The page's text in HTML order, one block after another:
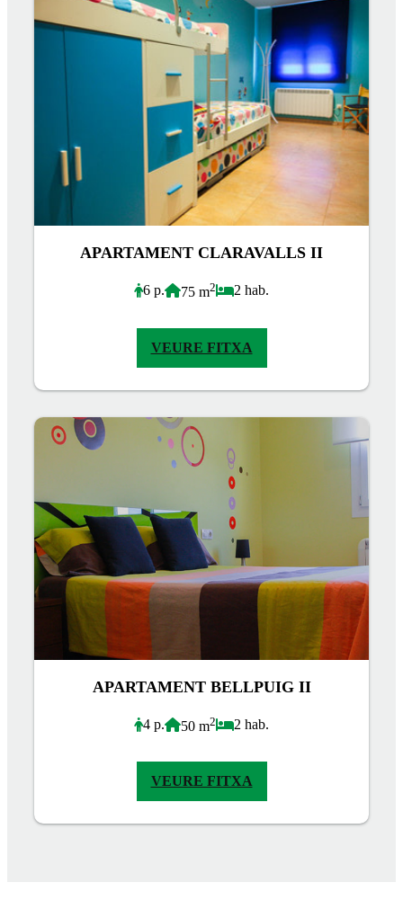
APARTAMENT CLARAVALLS II
6 p. 75 m2 2 hab.
VEURE FITXA
APARTAMENT BELLPUIG II
4 p. 50 m2 2 hab.
VEURE FITXA